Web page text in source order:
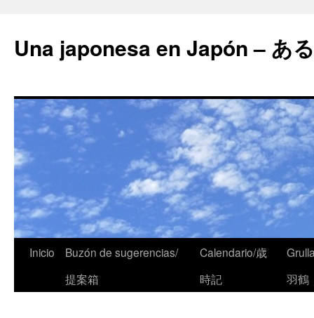
Una japonesa en Japón – あ
Inicio
Buzón de sugerencias/
提案箱
Calendario/歳
時記
羽鶴